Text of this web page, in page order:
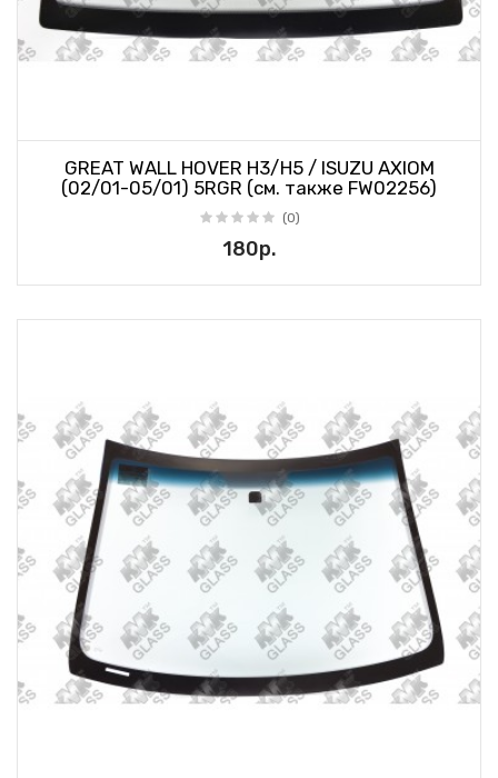
GREAT WALL HOVER H3/H5 / ISUZU AXIOM
(02/01-05/01) 5RGR (см. также FW02256)
(0)
180р.